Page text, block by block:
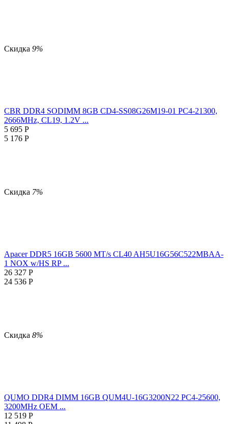
Скидка 9%
CBR DDR4 SODIMM 8GB CD4-SS08G26M19-01 PC4-21300,
2666MHz, CL19, 1.2V ...
5 695 Р
5 176 Р
Скидка 7%
Apacer DDR5 16GB 5600 MT/s CL40 AH5U16G56C522MBAA-
1 NOX w/HS RP ...
26 327 Р
24 536 Р
Скидка 8%
QUMO DDR4 DIMM 16GB QUM4U-16G3200N22 PC4-25600,
3200MHz OEM ...
12 519 Р